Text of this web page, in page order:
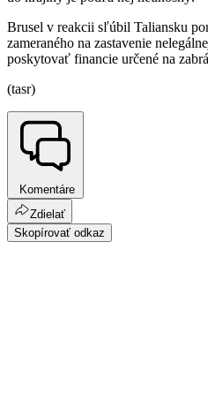
Brusel v reakcii sľúbil Taliansku
zameraného na zastavenie
poskytovať financie určené na
(tasr)
Komentáre
Zdielať
Skopírovať odkaz